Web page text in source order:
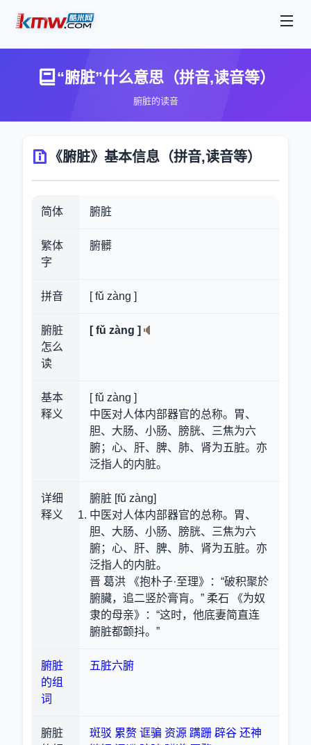
“腑脏”什么意思（拼音,读音等）
腑脏的读音
《腑脏》基本信息（拼音,读音等）
简体 腑脏
繁体
字
腑髒
拼音 [ fǔ zàng ]
腑脏
怎么
读
[ fǔ zàng ]
基本
释义
[ fǔ zàng ]
中医对人体内部器官的总称。胃、
胆、大肠、小肠、膀胱、三焦为六
腑；心、肝、脾、肺、肾为五脏。亦
泛指人的内脏。
详细
释义
腑脏 [fǔ zàng]
中医对人体内部器官的总称。胃、
胆、大肠、小肠、膀胱、三焦为六
腑；心、肝、脾、肺、肾为五脏。亦
泛指人的内脏。
晋 葛洪 《抱朴子·至理》：“破积聚於
腑臟，追二竖於膏肓。” 柔石 《为奴
隶的母亲》：“这时，他底妻简直连
腑脏都颤抖。”
腑脏
的组
词
五脏六腑
腑脏
斑驳 累赘 诓骗 资源 蹒跚 辟谷 还神